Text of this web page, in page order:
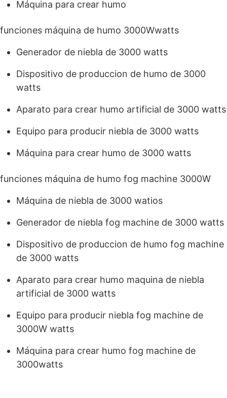
Máquina para crear humo
funciones máquina de humo 3000Wwatts
Generador de niebla de 3000 watts
Dispositivo de produccion de humo de 3000
watts
Aparato para crear humo artificial de 3000 watts
Equipo para producir niebla de 3000 watts
Máquina para crear humo de 3000 watts
funciones máquina de humo fog machine 3000W
Máquina de niebla de 3000 watios
Generador de niebla fog machine de 3000 watts
Dispositivo de produccion de humo fog machine
de 3000 watts
Aparato para crear humo maquina de niebla
artificial de 3000 watts
Equipo para producir niebla fog machine de
3000W watts
Máquina para crear humo fog machine de
3000watts